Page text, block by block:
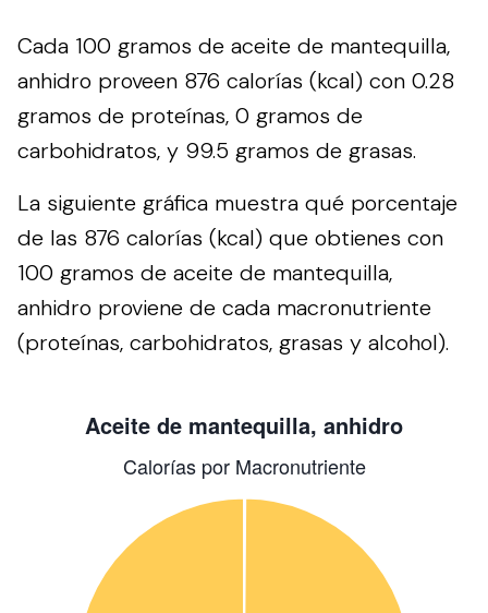
Cada 100 gramos de aceite de mantequilla,
anhidro proveen 876 calorías (kcal) con 0.28
gramos de proteínas, 0 gramos de
carbohidratos, y 99.5 gramos de grasas.
La siguiente gráfica muestra qué porcentaje
de las 876 calorías (kcal) que obtienes con
100 gramos de aceite de mantequilla,
anhidro proviene de cada macronutriente
(proteínas, carbohidratos, grasas y alcohol).